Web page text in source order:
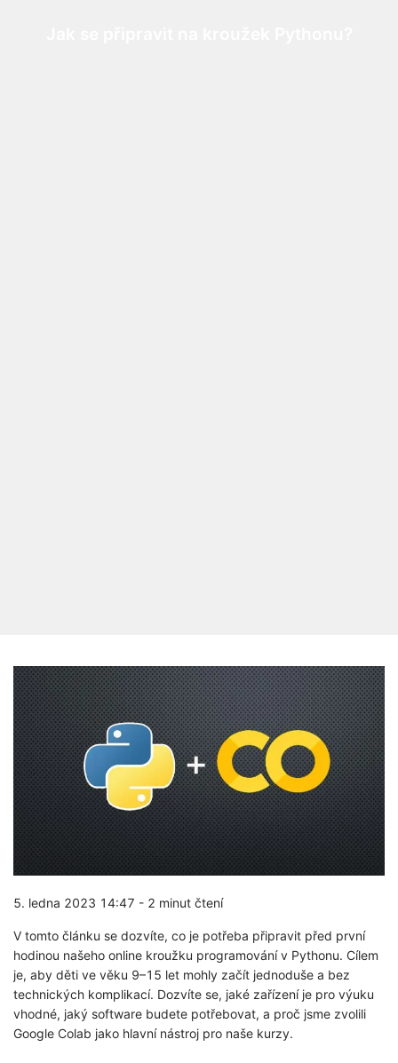
5. ledna 2023 14:47 - 2 minut čtení
V tomto článku se dozvíte, co je potřeba připravit před první
hodinou našeho online kroužku programování v Pythonu. Cílem
je, aby děti ve věku 9–15 let mohly začít jednoduše a bez
technických komplikací. Dozvíte se, jaké zařízení je pro výuku
vhodné, jaký software budete potřebovat, a proč jsme zvolili
Google Colab jako hlavní nástroj pro naše kurzy.